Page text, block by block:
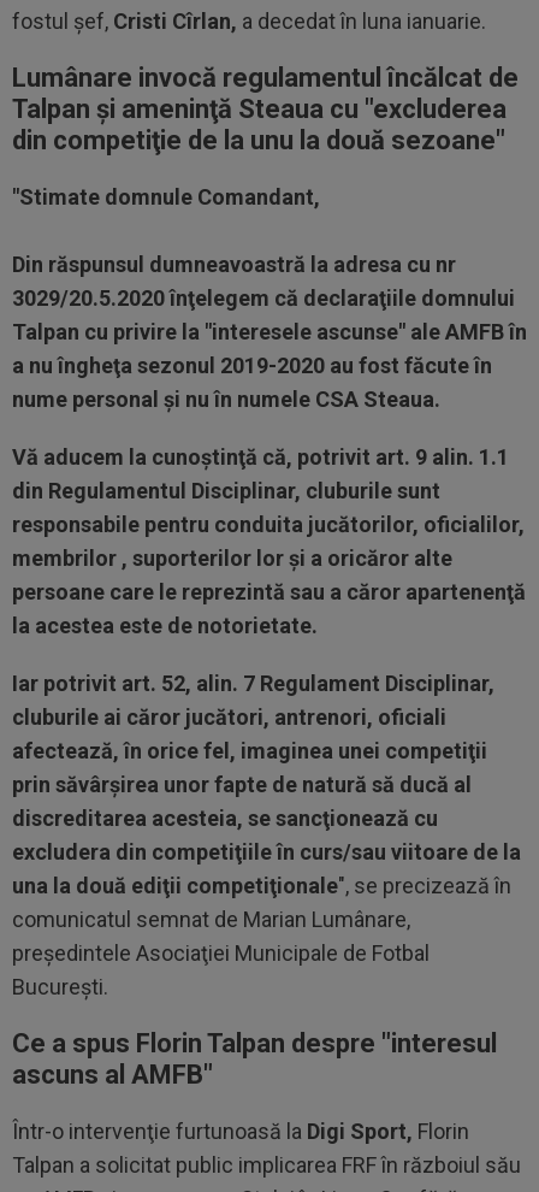
fostul șef, Cristi Cîrlan, a decedat în luna ianuarie.
Lumânare invocă regulamentul încălcat de
Talpan şi ameninţă Steaua cu "excluderea
din competiţie de la unu la două sezoane"
"Stimate domnule Comandant,
Din răspunsul dumneavoastră la adresa cu nr
3029/20.5.2020 înţelegem că declaraţiile domnului
Talpan cu privire la "interesele ascunse" ale AMFB în
a nu îngheţa sezonul 2019-2020 au fost făcute în
nume personal şi nu în numele CSA Steaua.
Vă aducem la cunoştinţă că, potrivit art. 9 alin. 1.1
din Regulamentul Disciplinar, cluburile sunt
responsabile pentru conduita jucătorilor, oficialilor,
membrilor , suporterilor lor şi a oricăror alte
persoane care le reprezintă sau a căror apartenenţă
la acestea este de notorietate.
Iar potrivit art. 52, alin. 7 Regulament Disciplinar,
cluburile ai căror jucători, antrenori, oficiali
afectează, în orice fel, imaginea unei competiţii
prin săvârşirea unor fapte de natură să ducă al
discreditarea acesteia, se sancţionează cu
excludera din competiţiile în curs/sau viitoare de la
una la două ediţii competiţionale", se precizează în
comunicatul semnat de Marian Lumânare,
preşedintele Asociaţiei Municipale de Fotbal
Bucureşti.
Ce a spus Florin Talpan despre "interesul
ascuns al AMFB"
Într-o intervenţie furtunoasă la Digi Sport, Florin
Talpan a solicitat public implicarea FRF în războiul său